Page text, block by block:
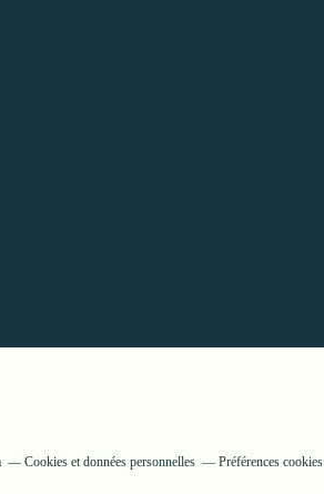
Cookies et données personnelles Préférences cookies